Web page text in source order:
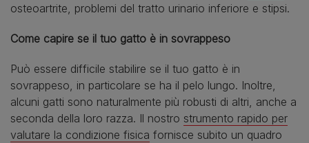
osteoartrite, problemi del tratto urinario inferiore e stipsi.
Come capire se il tuo gatto è in sovrappeso
Può essere difficile stabilire se il tuo gatto è in
sovrappeso, in particolare se ha il pelo lungo. Inoltre,
alcuni gatti sono naturalmente più robusti di altri, anche a
seconda della loro razza. Il nostro strumento rapido per
valutare la condizione fisica fornisce subito un quadro